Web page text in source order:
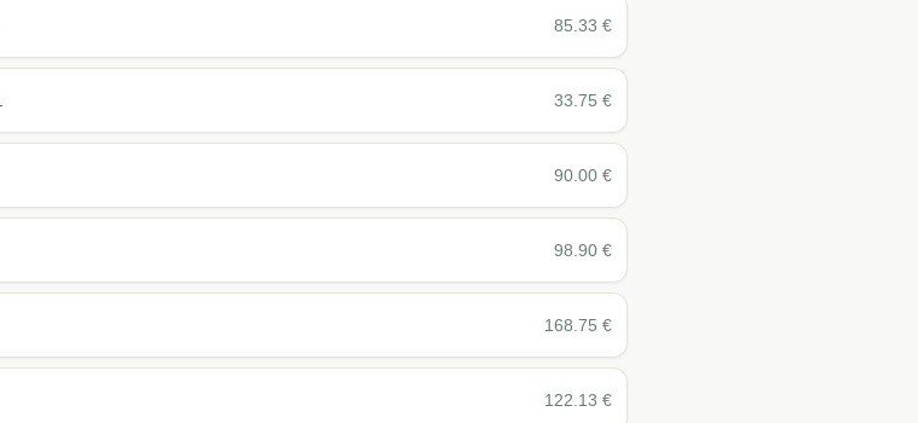
85.33 €
33.75 €
90.00 €
98.90 €
168.75 €
122.13 €